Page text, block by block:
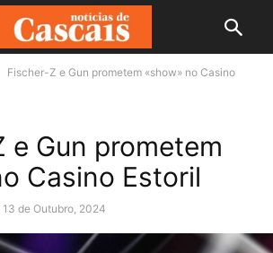
Fischer-Z e Gun prometem «show» no Casino
e Gun prometem
Casino Estoril
13 de Outubro, 2024